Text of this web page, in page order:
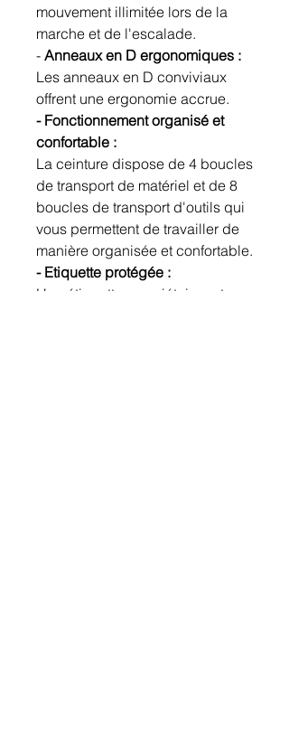
mouvement illimitée lors de la
marche et de l'escalade.
- Anneaux en D ergonomiques :
Les anneaux en D conviviaux
offrent une ergonomie accrue.
- Fonctionnement organisé et
confortable :
La ceinture dispose de 4 boucles
de transport de matériel et de 8
boucles de transport d'outils qui
vous permettent de travailler de
manière organisée et confortable.
- Etiquette protégée :
Une étiquette propriétaire est